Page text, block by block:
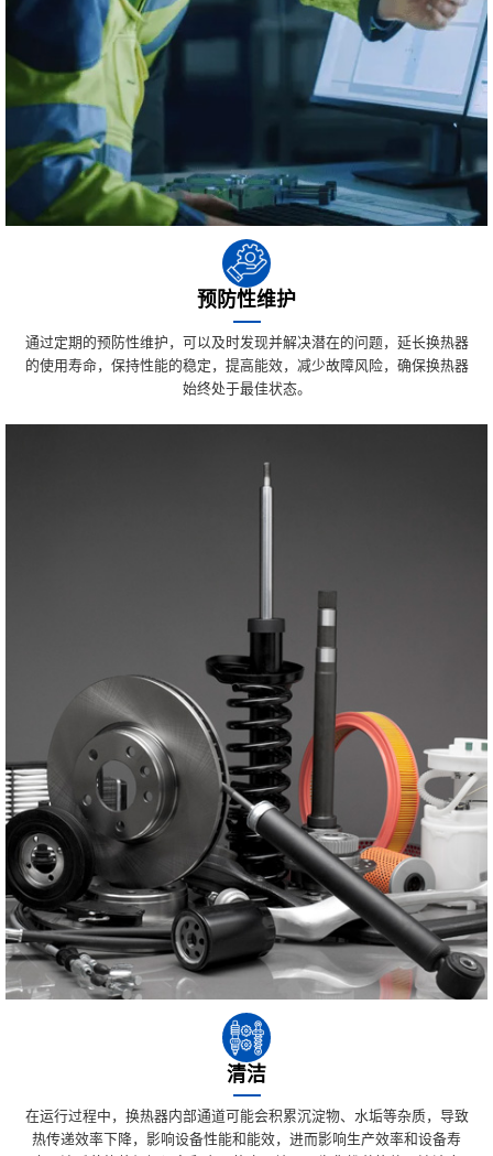
预防性维护
通过定期的预防性维护，可以及时发现并解决潜在的问题，延长换热器
的使用寿命，保持性能的稳定，提高能效，减少故障风险，确保换热器
始终处于最佳状态。
清洁
在运行过程中，换热器内部通道可能会积累沉淀物、水垢等杂质，导致
热传递效率下降，影响设备性能和能效，进而影响生产效率和设备寿